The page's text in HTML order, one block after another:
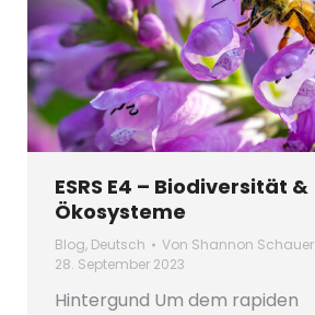
ESRS E4 – Biodiversität &
Ökosysteme
Blog, Deutsch Von Shannon Schauer
28. September 2023
Hintergund Um dem rapiden